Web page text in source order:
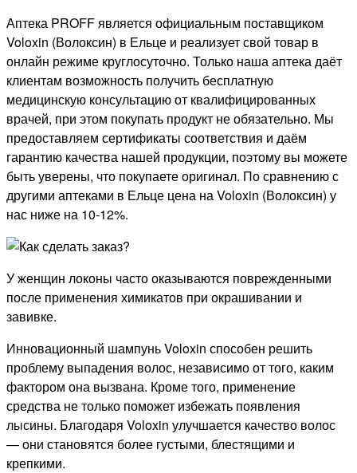
Аптека PROFF является официальным поставщиком
Voloxin (Волоксин) в Ельце и реализует свой товар в
онлайн режиме круглосуточно. Только наша аптека даёт
клиентам возможность получить бесплатную
медицинскую консультацию от квалифицированных
врачей, при этом покупать продукт не обязательно. Мы
предоставляем сертификаты соответствия и даём
гарантию качества нашей продукции, поэтому вы можете
быть уверены, что покупаете оригинал. По сравнению с
другими аптеками в Ельце цена на Voloxin (Волоксин) у
нас ниже на 10-12%.
У женщин локоны часто оказываются поврежденными
после применения химикатов при окрашивании и
завивке.
Инновационный шампунь Voloxin способен решить
проблему выпадения волос, независимо от того, каким
фактором она вызвана. Кроме того, применение
средства не только поможет избежать появления
лысины. Благодаря Voloxin улучшается качество волос
— они становятся более густыми, блестящими и
крепкими.